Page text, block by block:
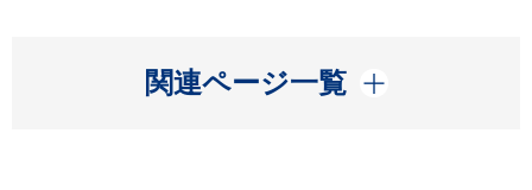
関連ページ一覧
開く